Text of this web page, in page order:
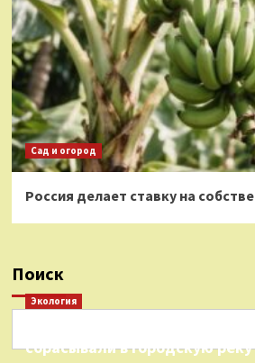
Сад и огород
Россия делает ставку на
Поиск
Экология
Нефтепродукты на
сбрасывали в городскую